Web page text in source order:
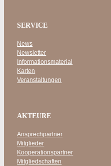
SERVICE
News
Newsletter
Informationsmaterial
Karten
Veranstaltungen
AKTEURE
Ansprechpartner
Mitglieder
Kooperationspartner
Mitgliedschaften